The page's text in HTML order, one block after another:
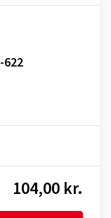
622
104,00 kr.